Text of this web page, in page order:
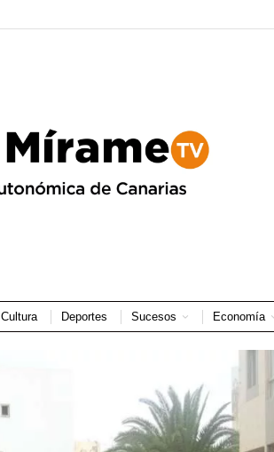
Cultura Deportes Sucesos Economía